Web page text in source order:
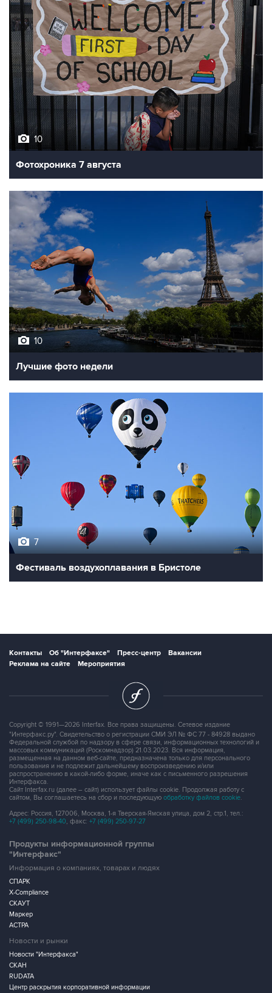
10
Фотохроника 7 августа
10
Лучшие фото недели
7
Фестиваль воздухоплавания в Бристоле
Контакты Об "Интерфаксе" Пресс-центр
Вакансии
Реклама на сайте
Мероприятия
Copyright © 1991—2026 Interfax. Все права защищены. Сетевое издание
"Интерфакс.ру". Свидетельство о регистрации СМИ ЭЛ № ФС 77 - 84928 выдано
Федеральной службой по надзору в сфере связи, информационных технологий и
массовых коммуникаций (Роскомнадзор) 21.03.2023. Вся информация,
размещенная на данном веб-сайте, предназначена только для персонального
пользования и не подлежит дальнейшему воспроизведению и/или
распространению в какой-либо форме, иначе как с письменного разрешения
Интерфакса.
Сайт Interfax.ru (далее – сайт) использует файлы cookie. Продолжая работу с
сайтом, Вы соглашаетесь на сбор и последующую обработку файлов cookie.
Адрес: Россия, 127006, Москва, 1-я Тверская-Ямская улица, дом 2, стр.1, тел.:
+7 (499) 250-98-40, факс: +7 (499) 250-97-27
Продукты информационной группы
"Интерфакс"
Информация о компаниях, товарах и людях
СПАРК
X-Compliance
СКАУТ
Маркер
АСТРА
Новости и рынки
Новости "Интерфакса"
СКАН
RUDATA
Центр раскрытия корпоративной информации